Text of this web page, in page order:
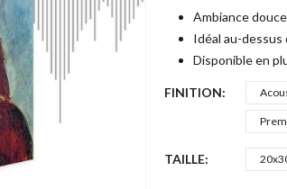
Ambiance
Idéal au-dessus
Disponible en
FINITION
TAILLE